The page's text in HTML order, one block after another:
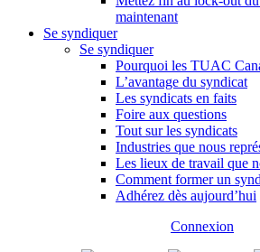
maintenant
Se syndiquer
Se syndiquer
Pourquoi les TUAC
L’avantage du syndicat
Les syndicats en faits
Foire aux questions
Tout sur les syndicats
Industries que nous
Les lieux de travail que
Comment former un
Adhérez dès aujourd’hui
Connexion